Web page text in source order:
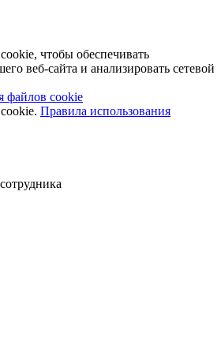
чтобы обеспечивать
веб-сайта и анализировать сетевой
файлов cookie
Правила использования